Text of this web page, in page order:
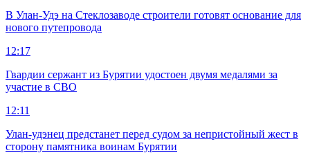
В Улан-Удэ на Стеклозаводе строители готовят основание для
нового путепровода
12:17
Гвардии сержант из Бурятии удостоен двумя медалями за
участие в СВО
12:11
Улан-удэнец предстанет перед судом за непристойный жест в
сторону памятника воинам Бурятии